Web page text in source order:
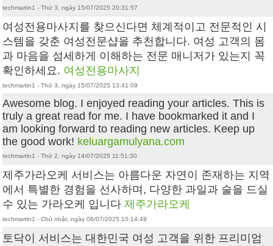
techmartin1 - Thứ 3, ngày 15/07/2025 20:31:57
여성전용마사지를 찾으신다면 체계적이고 전문적인 시
스템을 갖춘 여성전문샵을 추천합니다. 여성 고객의 몸
과 마음을 섬세하게 이해하는 전문 매니저가 있는지 꼭
확인하세요. 여성전용마사지
techmartin1 - Thứ 3, ngày 15/07/2025 13:41:09
Awesome blog. I enjoyed reading your articles. This is
truly a great read for me. I have bookmarked it and I
am looking forward to reading new articles. Keep up
the good work! keluargamulyana.com
techmartin1 - Thứ 2, ngày 14/07/2025 11:51:30
제주가라오케 서비스는 아름다운 자연이 존재하는 지역
에서 특별한 경험을 선사하며, 다양한 과일과 술을 드실
수 있는 가라오케 입니다제주가라오케
techmartin1 - Chủ nhật, ngày 06/07/2025 15:14:49
토닥이 서비스는 대한민국 여성 고객을 위한 프리미엄